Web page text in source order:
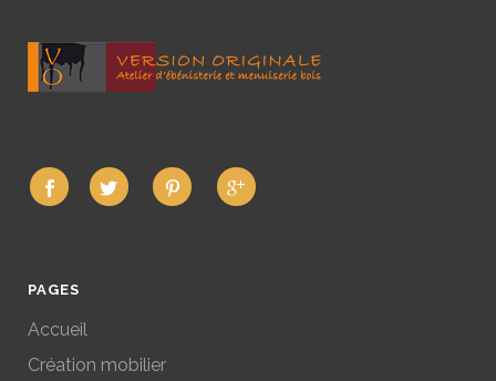
PAGES
Accueil
Création mobilier